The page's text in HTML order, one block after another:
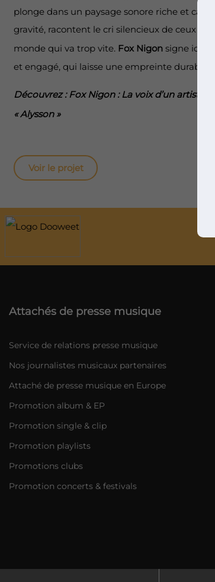
plonge dans un paysage sonore riche et
gravité, racontent le cri silencieux de ceux
monde qui va trop vite. Fox Nigonsigne ici
et engagé, qui laisse une empreinte durable
Découvrez : Fox Nigon : La voix d’un artiste
« Alysson »
Voir le projet
Attachés de presse musique
Service de relations presse musique
Nos journalistes musicaux partenaires
Attaché de presse musique en Europe
Promotion album & EP
Promotion single & clip
Promotion playlists
Promotions clubs
Promotion concerts & festivals